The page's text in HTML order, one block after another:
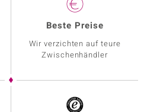
Beste Preise
Wir verzichten auf teure
Zwischenhändler